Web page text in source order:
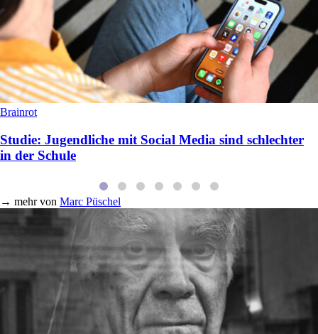
Brainrot
Studie: Jugendliche mit Social Media sind schlechter
in der Schule
→ mehr von Marc Püschel